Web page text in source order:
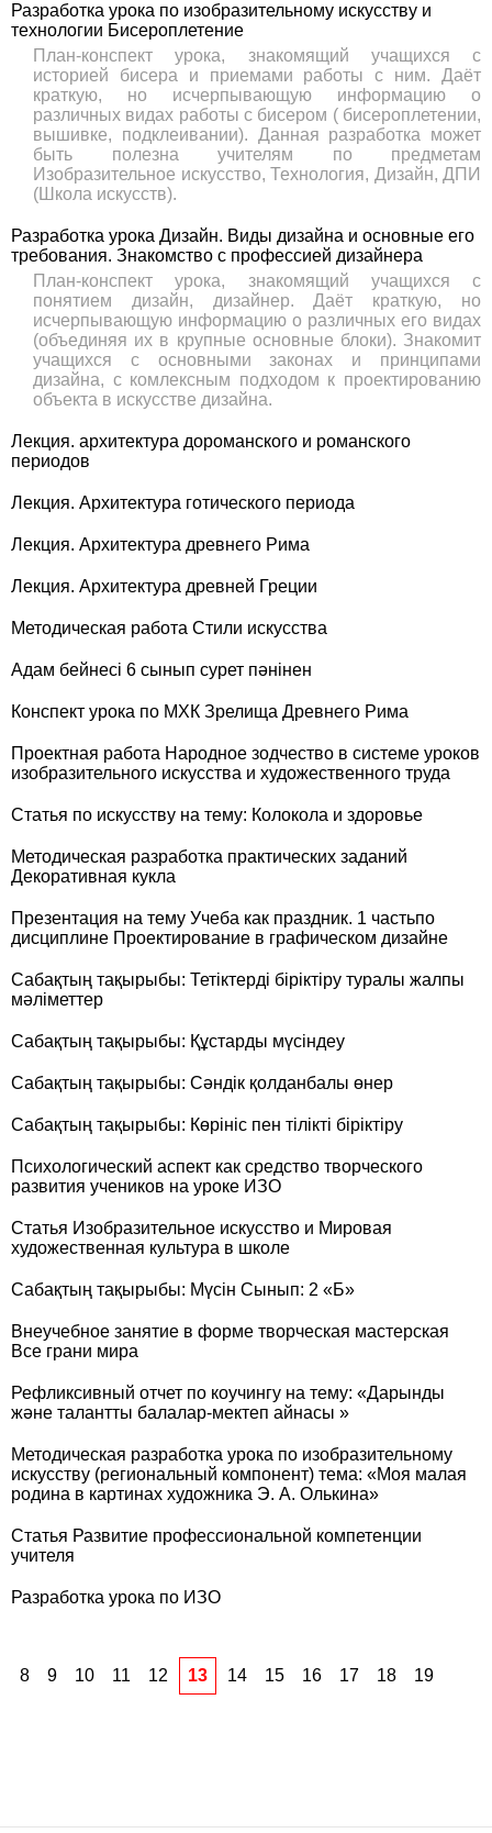
Разработка урока по изобразительному искусству и
технологии Бисероплетение
План-конспект урока, знакомящий учащихся с
историей бисера и приемами работы с ним. Даёт
краткую, но исчерпывающую информацию о
различных видах работы с бисером ( бисероплетении,
вышивке, подклеивании). Данная разработка может
быть полезна учителям по предметам
Изобразительное искусство, Технология, Дизайн, ДПИ
(Школа искусств).
Разработка урока Дизайн. Виды дизайна и основные его
требования. Знакомство с профессией дизайнера
План-конспект урока, знакомящий учащихся с
понятием дизайн, дизайнер. Даёт краткую, но
исчерпывающую информацию о различных его видах
(объединяя их в крупные основные блоки). Знакомит
учащихся с основными законах и принципами
дизайна, с комлексным подходом к проектированию
объекта в искусстве дизайна.
Лекция. архитектура дороманского и романского
периодов
Лекция. Архитектура готического периода
Лекция. Архитектура древнего Рима
Лекция. Архитектура древней Греции
Методическая работа Стили искусства
Адам бейнесі 6 сынып сурет пәнінен
Конспект урока по МХК Зрелища Древнего Рима
Проектная работа Народное зодчество в системе уроков
изобразительного искусства и художественного труда
Статья по искусству на тему: Колокола и здоровье
Методическая разработка практических заданий
Декоративная кукла
Презентация на тему Учеба как праздник. 1 частьпо
дисциплине Проектирование в графическом дизайне
Сабақтың тақырыбы: Тетіктерді біріктіру туралы жалпы
мәліметтер
Сабақтың тақырыбы: Құстарды мүсіндеу
Сабақтың тақырыбы: Сәндік қолданбалы өнер
Сабақтың тақырыбы: Көрініс пен тілікті біріктіру
Психологический аспект как средство творческого
развития учеников на уроке ИЗО
Статья Изобразительное искусство и Мировая
художественная культура в школе
Сабақтың тақырыбы: Мүсін Сынып: 2 «Б»
Внеучебное занятие в форме творческая мастерская
Все грани мира
Рефликсивный отчет по коучингу на тему: «Дарынды
және талантты балалар-мектеп айнасы »
Методическая разработка урока по изобразительному
искусству (региональный компонент) тема: «Моя малая
родина в картинах художника Э. А. Олькина»
Статья Развитие профессиональной компетенции
учителя
Разработка урока по ИЗО
8 9 10 11 12 13 14 15 16 17 18 19